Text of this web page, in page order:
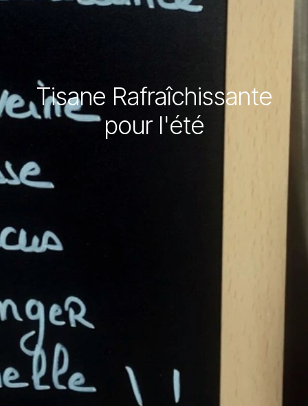
Tisane Rafraîchissante
pour l'été